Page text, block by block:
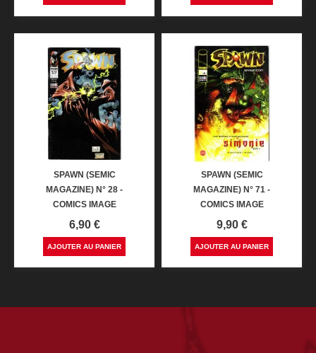
SPAWN (SEMIC
MAGAZINE) N° 28 -
COMICS IMAGE
Prix
6,90 €
AJOUTER AU PANIER
SPAWN (SEMIC
MAGAZINE) N° 71 -
COMICS IMAGE
Prix
9,90 €
AJOUTER AU PANIER